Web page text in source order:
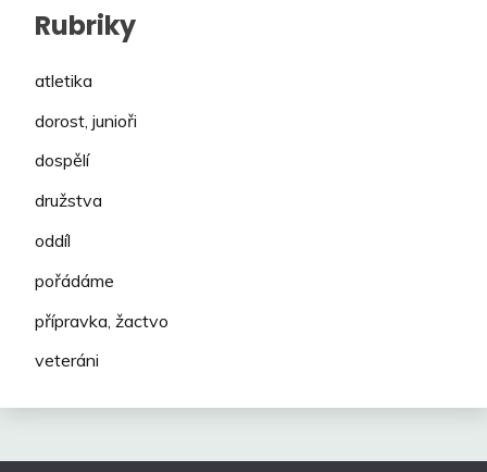
Rubriky
atletika
dorost, junioři
dospělí
družstva
oddíl
pořádáme
přípravka, žactvo
veteráni